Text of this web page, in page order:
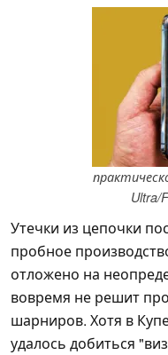
Ultra/
Утечки из цепочки
пробное
отложено на
вовремя не решит
шарниров. Хотя в
удалось добиться